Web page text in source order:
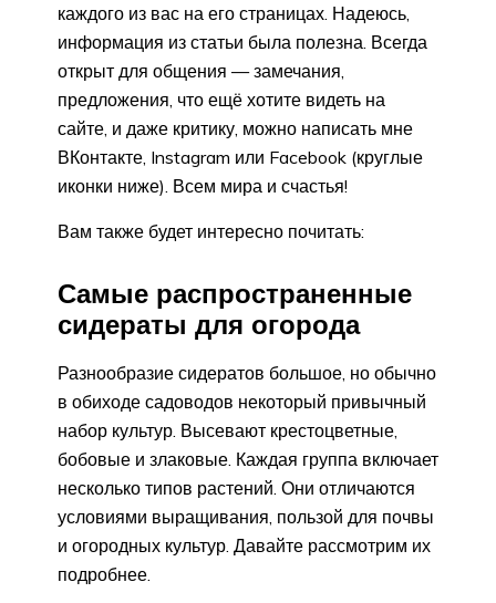
каждого из вас на его страницах. Надеюсь,
информация из статьи была полезна. Всегда
открыт для общения — замечания,
предложения, что ещё хотите видеть на
сайте, и даже критику, можно написать мне
ВКонтакте, Instagram или Facebook (круглые
иконки ниже). Всем мира и счастья!
Вам также будет интересно почитать:
Самые распространенные
сидераты для огорода
Разнообразие сидератов большое, но обычно
в обиходе садоводов некоторый привычный
набор культур. Высевают крестоцветные,
бобовые и злаковые. Каждая группа включает
несколько типов растений. Они отличаются
условиями выращивания, пользой для почвы
и огородных культур. Давайте рассмотрим их
подробнее.